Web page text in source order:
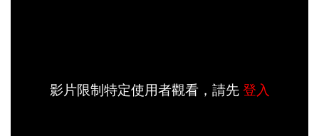
影片限制特定使用者觀看，請先登入